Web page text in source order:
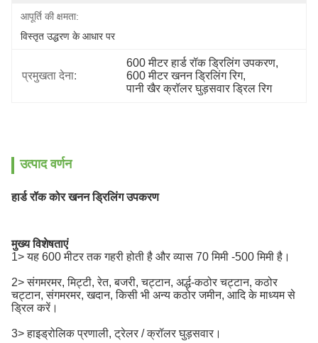
आपूर्ति की क्षमता:
विस्तृत उद्धरण के आधार पर
प्रमुखता देना:
600 मीटर हार्ड रॉक ड्रिलिंग उपकरण,
600 मीटर खनन ड्रिलिंग रिग,
पानी खैर क्रॉलर घुड़सवार ड्रिल रिग
उत्पाद वर्णन
हार्ड रॉक कोर खनन ड्रिलिंग उपकरण
मुख्य विशेषताएं
1> यह 600 मीटर तक गहरी होती है और व्यास 70 मिमी -500 मिमी है।
2> संगमरमर, मिट्टी, रेत, बजरी, चट्टान, अर्द्ध-कठोर चट्टान, कठोर
चट्टान, संगमरमर, खदान, किसी भी अन्य कठोर जमीन, आदि के माध्यम से
ड्रिल करें।
3> हाइड्रोलिक प्रणाली, ट्रेलर / क्रॉलर घुड़सवार।